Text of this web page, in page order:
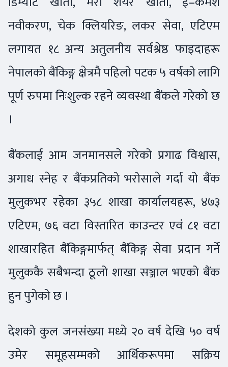
नवीकरण, चेक क्लियरिङ, लकर सेवा, एटिएम
लगायत १८ अन्य अतुलनीय सर्वश्रेष्ठ फाइदाहरू
नेपालको बैंकिङ्ग क्षेत्रमै पहिलो पटक ५ वर्षको लागि
पूर्ण रुपमा निःशुल्क रहने व्यवस्था बैंकले गरेको छ
।
बैंकलाई आम जनमानसले गरेको प्रगाढ विश्वास,
अगाध स्नेह र बैंकप्रतिको भरोसाले गर्दा यो बैंक
मुलुकभर रहेका ३५८ शाखा कार्यालयहरू, ४७३
एटिएम, ७६ वटा विस्तारित काउन्टर एवं ८१ वटा
शाखारहित बैंकिङ्गमार्फत् बैंकिङ्ग सेवा प्रदान गर्ने
मुलुककै सबैभन्दा ठूलो शाखा सञ्जाल भएको बैंक
हुन पुगेको छ ।
देशको कुल जनसंख्या मध्ये २० वर्ष देखि ५० वर्ष
उमेर समूहसम्मको आर्थिकरूपमा सक्रिय